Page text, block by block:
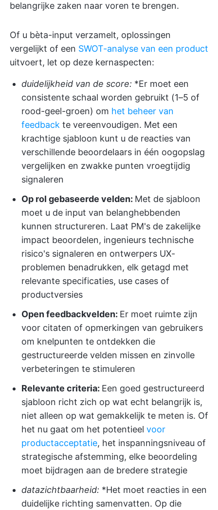
belangrijke zaken naar voren te brengen.
Of u bèta-input verzamelt, oplossingen
vergelijkt of een SWOT-analyse van een product
uitvoert, let op deze kernaspecten:
duidelijkheid van de score: *Er moet een
consistente schaal worden gebruikt (1–5 of
rood-geel-groen) om het beheer van
feedback te vereenvoudigen. Met een
krachtige sjabloon kunt u de reacties van
verschillende beoordelaars in één oogopslag
vergelijken en zwakke punten vroegtijdig
signaleren
Op rol gebaseerde velden: Met de sjabloon
moet u de input van belanghebbenden
kunnen structureren. Laat PM's de zakelijke
impact beoordelen, ingenieurs technische
risico's signaleren en ontwerpers UX-
problemen benadrukken, elk getagd met
relevante specificaties, use cases of
productversies
Open feedbackvelden: Er moet ruimte zijn
voor citaten of opmerkingen van gebruikers
om knelpunten te ontdekken die
gestructureerde velden missen en zinvolle
verbeteringen te stimuleren
Relevante criteria: Een goed gestructureerd
sjabloon richt zich op wat echt belangrijk is,
niet alleen op wat gemakkelijk te meten is. Of
het nu gaat om het potentieel voor
productacceptatie, het inspanningsniveau of
strategische afstemming, elke beoordeling
moet bijdragen aan de bredere strategie
datazichtbaarheid: *Het moet reacties in een
duidelijke richting samenvatten. Op die